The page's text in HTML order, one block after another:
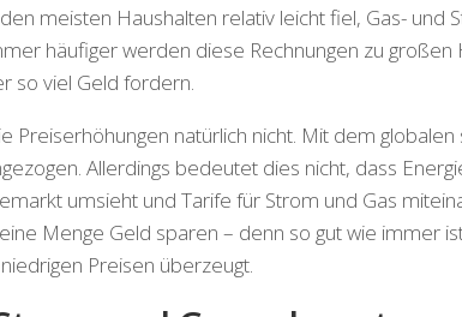
meisten Haushalten relativ leicht fiel, Gas- und
häufiger werden diese Rechnungen zu
so viel Geld fordern.
Preiserhöhungen natürlich nicht. Mit dem
Allerdings bedeutet dies nicht, dass
umsieht und Tarife für Strom und Gas
Menge Geld sparen – denn so gut wie immer
Preisen überzeugt.